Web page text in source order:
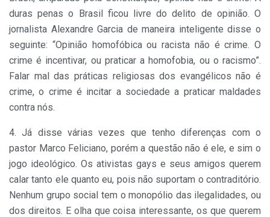
duras penas o Brasil ficou livre do delito de opinião. O
jornalista Alexandre Garcia de maneira inteligente disse o
seguinte: “Opinião homofóbica ou racista não é crime. O
crime é incentivar, ou praticar a homofobia, ou o racismo”.
Falar mal das práticas religiosas dos evangélicos não é
crime, o crime é incitar a sociedade a praticar maldades
contra nós.
4. Já disse várias vezes que tenho diferenças com o
pastor Marco Feliciano, porém a questão não é ele, e sim o
jogo ideológico. Os ativistas gays e seus amigos querem
calar tanto ele quanto eu, pois não suportam o contraditório.
Nenhum grupo social tem o monopólio das ilegalidades, ou
dos direitos. E olha que coisa interessante, os que querem